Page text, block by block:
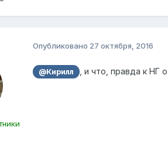
Опубликовано 27 октября, 2016
@Кирилл , и что, правда к НГ